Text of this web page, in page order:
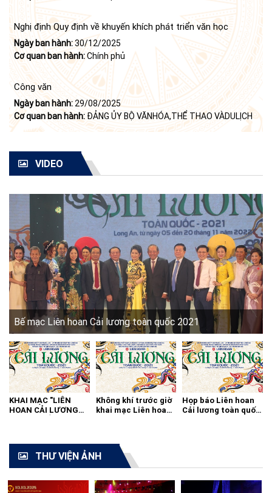
văn học, nghệ thuật trong thời kỳ mới"
Nghị định Quy định về khuyến khích phát triển văn học
Ngày ban hành:30/12/2025
Cơ quan ban hành:Chính phủ
Công văn
Ngày ban hành: 29/08/2025
Cơ quan ban hành: ĐẢNG ỦY BỘ VĂNHÓA,THỂ THAO VÀDULỊCH
VIDEO
Bế mạc Liên hoan Cải lương toàn quốc 2021
KHAI MẠC "LIÊN
HOAN CẢI LƯƠNG
Không khí trước giờ
khai mạc Liên hoan
Họp báo Liên hoan
Cải lương toàn quốc
THƯ VIỆN ẢNH